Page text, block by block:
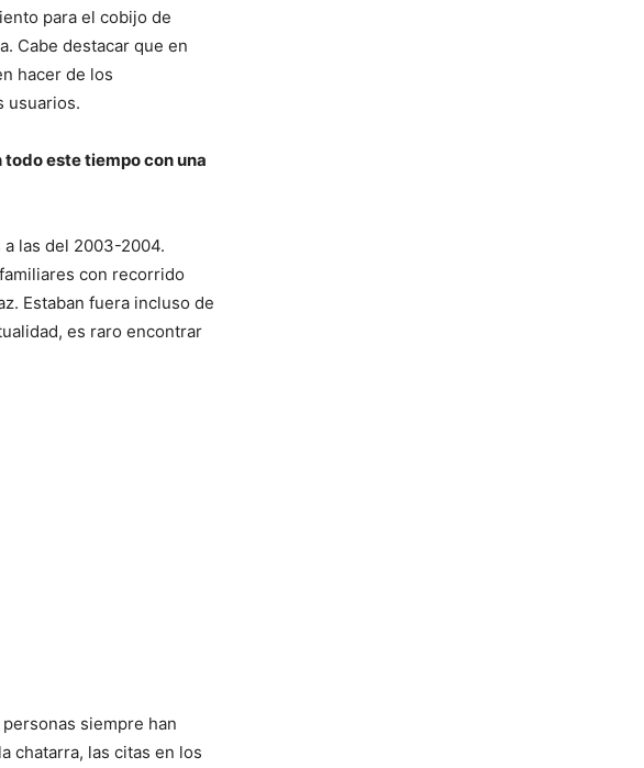
para el cobijo de
Cabe destacar que en
hacer de los
usuarios.
este tiempo con una
las del 2003-2004.
con recorrido
Estaban fuera incluso de
es raro encontrar
siempre han
chatarra, las citas en los